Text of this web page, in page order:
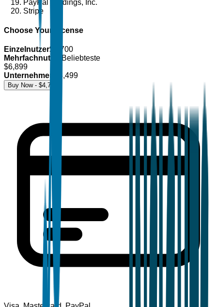
PayPal Holdings, Inc.
Stripe
Choose Your License
Einzelnutzer$
4,700
Mehrfachnutzer
Beliebteste
$6,899
Unternehmen
8,499
Buy Now - $4,700